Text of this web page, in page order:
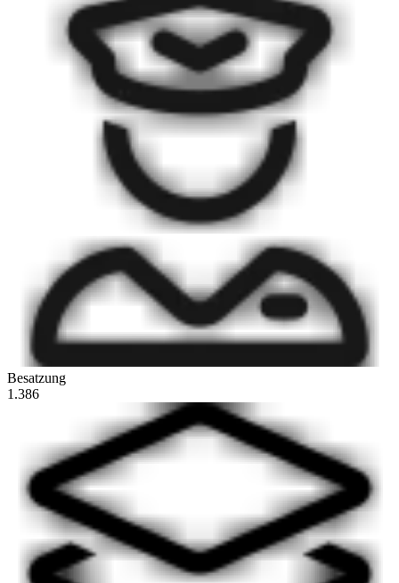
Besatzung
1.386